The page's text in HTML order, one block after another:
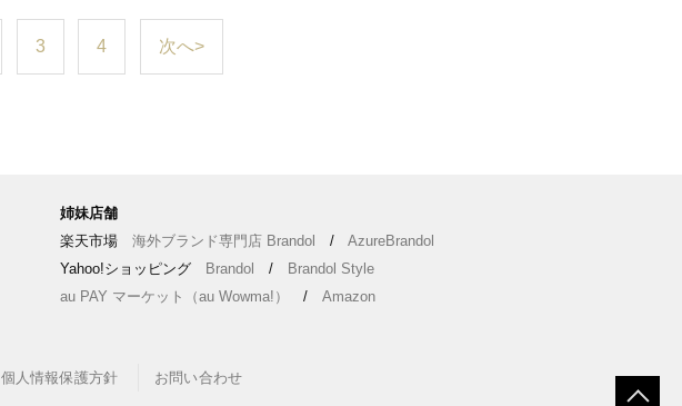
3 4 次へ>
姉妹店舗
楽天市場 海外ブランド専門店 Brandol / AzureBrandol
Yahoo!ショッピング
Brandol /
Brandol Style
au PAY マーケット（au Wowma!）
/ Amazon
個人情報保護方針 お問い合わせ